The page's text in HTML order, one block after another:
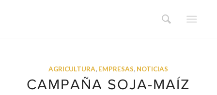
AGRICULTURA, EMPRESAS, NOTICIAS
CAMPAÑA SOJA-MAÍZ